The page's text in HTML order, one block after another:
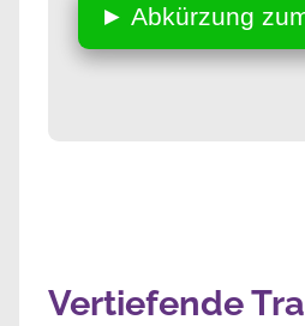
► Abkürzung
Vertiefende